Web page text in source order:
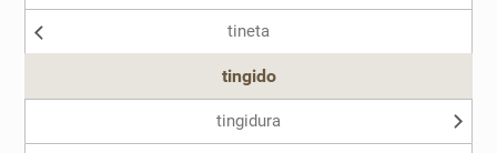
tineta
tingido
tingidura